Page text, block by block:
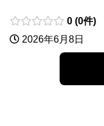
0 (0件)
2026年6月8日